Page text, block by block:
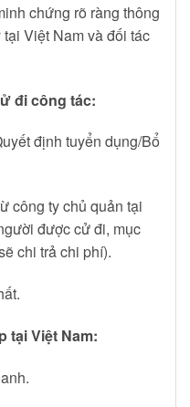
chứng rõ ràng thông
Việt Nam và đối tác
đi công tác:
định tuyển dụng/Bổ
công ty chủ quản tại
được cử đi, mục
chi trả chi phí).
tại Việt Nam: